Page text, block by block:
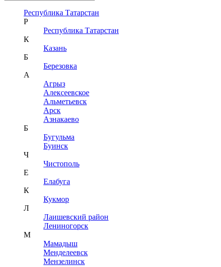
Республика Татарстан
Р
Республика Татарстан
К
Казань
Б
Березовка
А
Агрыз
Алексеевское
Альметьевск
Арск
Азнакаево
Б
Бугульма
Буинск
Ч
Чистополь
Е
Елабуга
К
Кукмор
Л
Лаишевский район
Лениногорск
М
Мамадыш
Менделеевск
Мензелинск